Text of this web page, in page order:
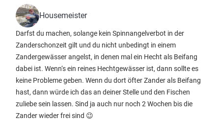
Housemeister
Darfst du machen, solange kein Spinnangelverbot in der
Zanderschonzeit gilt und du nicht unbedingt in einem
Zandergewässer angelst, in denen mal ein Hecht als Beifang
dabei ist. Wenn‘s ein reines Hechtgewässer ist, dann sollte es
keine Probleme geben. Wenn du dort öfter Zander als Beifang
hast, dann würde ich das an deiner Stelle und den Fischen
zuliebe sein lassen. Sind ja auch nur noch 2 Wochen bis die
Zander wieder frei sind 😉